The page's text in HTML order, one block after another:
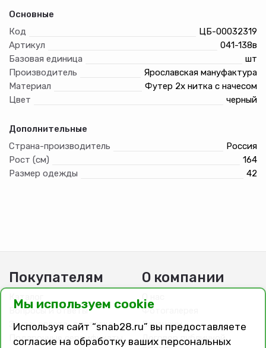
Основные
Код
ЦБ-00032319
Артикул
041-138в
Базовая единица
шт
Производитель
Ярославская мануфактура
Материал
Футер 2х нитка с начесом
Цвет
черный
Дополнительные
Страна-производитель
Россия
Рост (см)
164
Размер одежды
42
Покупателям
Каталог
Вопросы и ответы
Заказ, оплата, доставка
Подарочные сертификаты
О компании
О нас
Фотогалерея
Вакансии
Договор публичной
Мы используем cookie
Используя сайт “snab28.ru” вы предоставляете
согласие на обработку ваших персональных